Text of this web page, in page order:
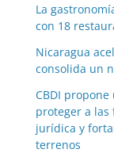
La
con 18
Nicaragua
consolida un
CBDI
proteger a
jurídica y
terrenos